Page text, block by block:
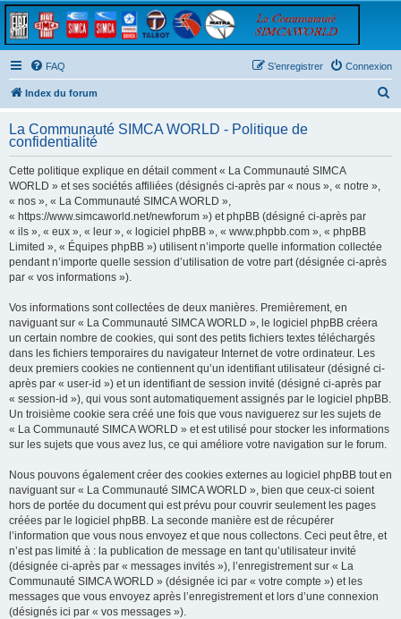
FAQ Connexion
S’enregistrer
Index du forum
h
La Communauté SIMCA WORLD - Politique de
confidentialité
Cette politique explique en détail comment « La Communauté SIMCA
WORLD » et ses sociétés affiliées (désignés ci-après par « nous », « notre »,
« nos », « La Communauté SIMCA WORLD »,
« https://www.simcaworld.net/newforum ») et phpBB (désigné ci-après par
« ils », « eux », « leur », « logiciel phpBB », « www.phpbb.com », « phpBB
Limited », « Équipes phpBB ») utilisent n’importe quelle information collectée
pendant n’importe quelle session d’utilisation de votre part (désignée ci-après
par « vos informations »).
Vos informations sont collectées de deux manières. Premièrement, en
naviguant sur « La Communauté SIMCA WORLD », le logiciel phpBB créera
un certain nombre de cookies, qui sont des petits fichiers textes téléchargés
dans les fichiers temporaires du navigateur Internet de votre ordinateur. Les
deux premiers cookies ne contiennent qu’un identifiant utilisateur (désigné ci-
après par « user-id ») et un identifiant de session invité (désigné ci-après par
« session-id »), qui vous sont automatiquement assignés par le logiciel phpBB.
Un troisième cookie sera créé une fois que vous naviguerez sur les sujets de
« La Communauté SIMCA WORLD » et est utilisé pour stocker les informations
sur les sujets que vous avez lus, ce qui améliore votre navigation sur le forum.
Nous pouvons également créer des cookies externes au logiciel phpBB tout en
naviguant sur « La Communauté SIMCA WORLD », bien que ceux-ci soient
hors de portée du document qui est prévu pour couvrir seulement les pages
créées par le logiciel phpBB. La seconde manière est de récupérer
l’information que vous nous envoyez et que nous collectons. Ceci peut être, et
n’est pas limité à : la publication de message en tant qu’utilisateur invité
(désignée ci-après par « messages invités »), l’enregistrement sur « La
Communauté SIMCA WORLD » (désignée ici par « votre compte ») et les
messages que vous envoyez après l’enregistrement et lors d’une connexion
(désignés ici par « vos messages »).